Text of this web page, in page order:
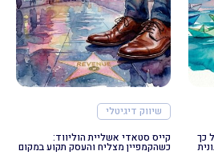
כך
שיווק דיגיטלי
קייס סטאדי אשליית הוליווד:
כשהקמפיין מצליח והעסק תקוע במקום